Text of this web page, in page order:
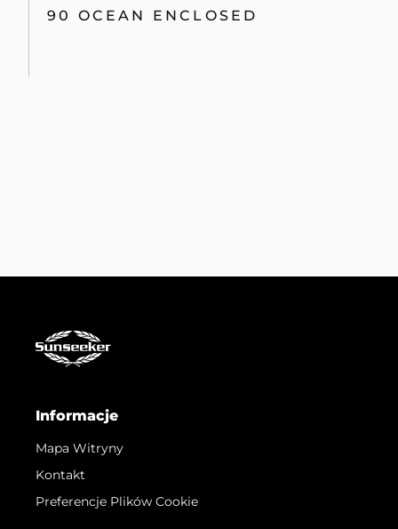
90 OCEAN ENCLOSED
Informacje
Mapa Witryny
Kontakt
Preferencje Plików Cookie